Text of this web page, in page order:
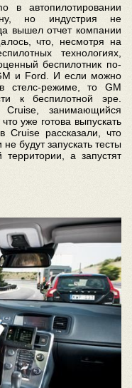
в автопилотировании
но индустрия не
вышел отчет компании
что, несмотря на
технологиях,
беспилотник по-
и Ford. И если можно
стелс-режиме, то GM
к беспилотной эре.
Cruise, занимающийся
уже готова выпускать
Cruise рассказали, что
будут запускать тесты
а запустят